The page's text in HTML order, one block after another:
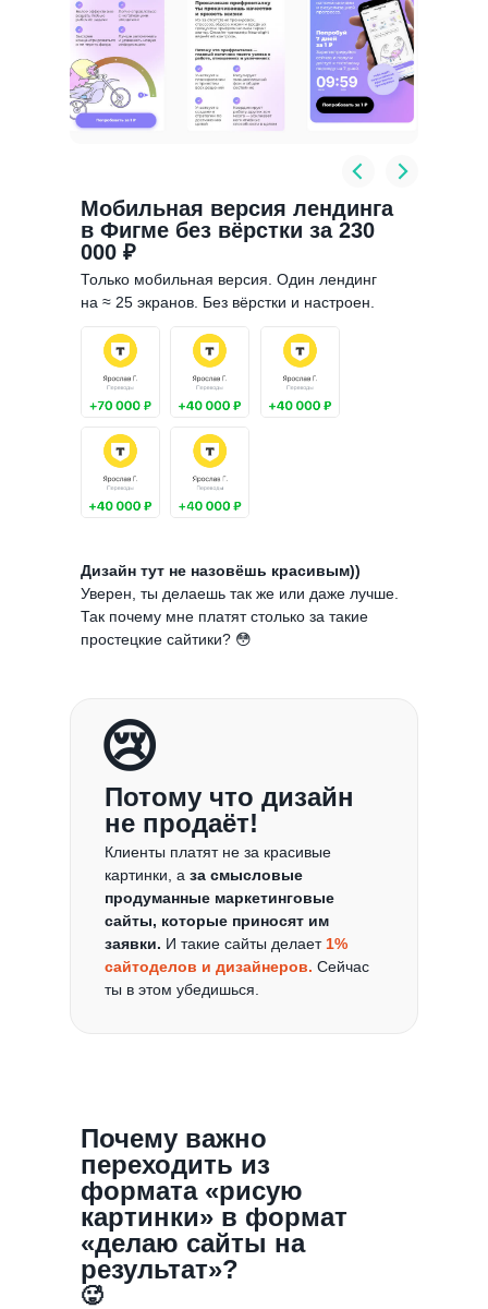
Мобильная версия лендинга
в Фигме без вёрстки за 230
000 ₽
Только мобильная версия. Один лендинг
на ≈ 25 экранов. Без вёрстки и настроен.
Дизайн тут не назовёшь красивым))
Уверен, ты делаешь так же или даже лучше.
Так почему мне платят столько за такие
простецкие сайтики? 😳
😢
Потому что дизайн
не продаёт!
Клиенты платят не за красивые
картинки, а за смысловые
продуманные маркетинговые
сайты, которые приносят им
заявки. И такие сайты делает 1%
сайтоделов и дизайнеров. Сейчас
ты в этом убедишься.
Почему важно
переходить из
формата «рисую
картинки» в формат
«делаю сайты на
результат»?
🥵